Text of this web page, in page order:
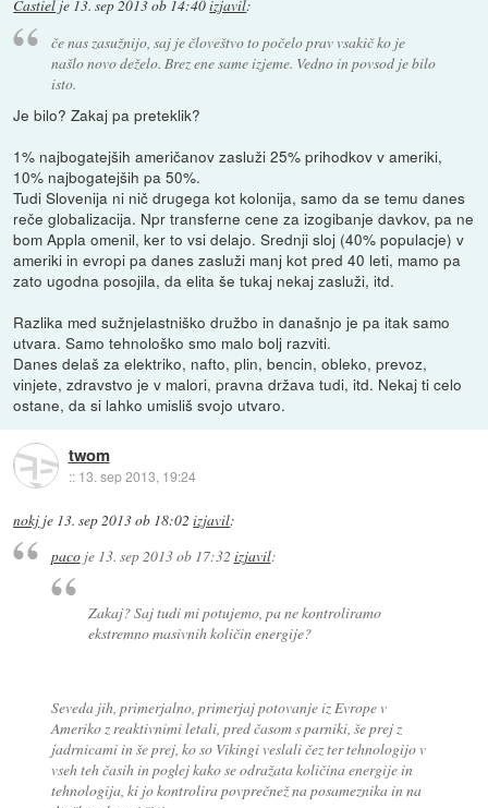
Castiel je 13. sep 2013 ob 14:40izjavil:
če nas zasužnijo, saj je človeštvo to počelo prav vsakič ko je
našlo novo deželo. Brez ene same izjeme. Vedno in povsod je bilo
isto.
Je bilo? Zakaj pa preteklik?
1% najbogatejših američanov zasluži 25% prihodkov v ameriki,
10% najbogatejših pa 50%.
Tudi Slovenija ni nič drugega kot kolonija, samo da se temu danes
reče globalizacija. Npr transferne cene za izogibanje davkov, pa ne
bom Appla omenil, ker to vsi delajo. Srednji sloj (40% populacje) v
ameriki in evropi pa danes zasluži manj kot pred 40 leti, mamo pa
zato ugodna posojila, da elita še tukaj nekaj zasluži, itd.
Razlika med sužnjelastniško družbo in današnjo je pa itak samo
utvara. Samo tehnološko smo malo bolj razviti.
Danes delaš za elektriko, nafto, plin, bencin, obleko, prevoz,
vinjete, zdravstvo je v malori, pravna država tudi, itd. Nekaj ti celo
ostane, da si lahko umisliš svojo utvaro.
twom
:: 13. sep 2013, 19:24
nokj je 13. sep 2013 ob 18:02 izjavil:
pacoje 13. sep 2013 ob 17:32 izjavil:
Zakaj? Saj tudi mi potujemo, pa ne kontroliramo
ekstremno masivnih količin energije?
Seveda jih, primerjalno, primerjaj potovanje iz Evrope v
Ameriko z reaktivnimi letali, pred časom s parniki, še prej z
jadrnicami in še prej, ko so Vikingi veslali čez ter tehnologijo v
vseh teh časih in poglej kako se odražata količina energije in
tehnologija, ki jo kontrolira povprečnež na posameznika in na